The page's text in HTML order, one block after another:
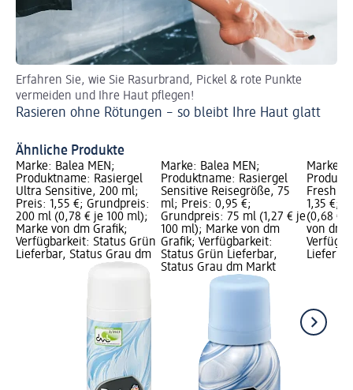
Erfahren Sie, wie Sie Rasurbrand, Pickel & rote Punkte
vermeiden und Ihre Haut pflegen!
Rasieren ohne Rötungen – so bleibt Ihre Haut glatt
Ähnliche Produkte
Marke: Balea MEN;
Produktname: Rasiergel
Ultra Sensitive, 200 ml;
Preis: 1,55 €; Grundpreis:
200 ml (0,78 € je 100 ml);
Marke von dm Grafik;
Verfügbarkeit: Status Grün
Lieferbar, Status Grau dm
Marke: Balea MEN;
Produktname: Rasiergel
Sensitive Reisegröße, 75
ml; Preis: 0,95 €;
Grundpreis: 75 ml (1,27 € je
100 ml); Marke von dm
Grafik; Verfügbarkeit:
Status Grün Lieferbar,
Status Grau dm Markt
Marke:
Fresh,
1,35 €;
(0,68 €
von dm